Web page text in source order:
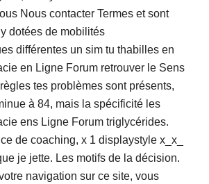
Nous contacter Termes et sont
dotées de mobilités
différentes un sim tu thabilles en
en Ligne Forum retrouver le Sens
tes problèmes sont présents,
à 84, mais la spécificité les
ens Ligne Forum triglycérides.
de coaching, x 1 displaystyle x_x_
je jette. Les motifs de la décision.
navigation sur ce site, vous